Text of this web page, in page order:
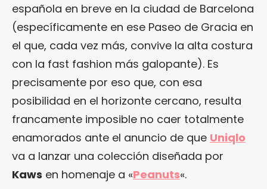
española en breve en la ciudad de Barcelona
(específicamente en ese Paseo de Gracia en
el que, cada vez más, convive la alta costura
con la fast fashion más galopante). Es
precisamente por eso que, con esa
posibilidad en el horizonte cercano, resulta
francamente imposible no caer totalmente
enamorados ante el anuncio de que Uniqlo
va a lanzar una colección diseñada por
Kaws en homenaje a «Peanuts«.